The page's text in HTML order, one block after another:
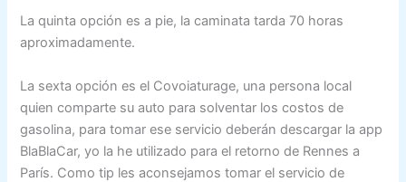
La quinta opción es a pie, la caminata tarda 70 horas
aproximadamente.
La sexta opción es el Covoiaturage, una persona local
quien comparte su auto para solventar los costos de
gasolina, para tomar ese servicio deberán descargar la app
BlaBlaCar, yo la he utilizado para el retorno de Rennes a
París. Como tip les aconsejamos tomar el servicio de